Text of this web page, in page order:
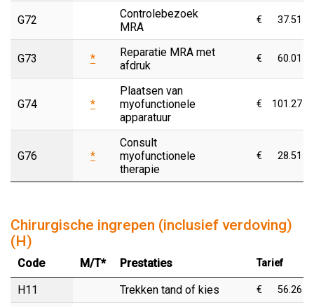
G72
Controlebezoek
MRA
€ 37.51
G73 *
Reparatie MRA met
afdruk
€ 60.01
G74 *
Plaatsen van
myofunctionele
apparatuur
€ 101.27
G76 *
Consult
myofunctionele
therapie
€ 28.51
Chirurgische ingrepen (inclusief verdoving)
(H)
Code M/T* Prestaties Tarief
H11 Trekken tand of kies € 56.26